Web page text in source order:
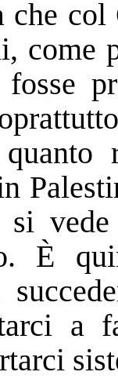
che
come
vede
È
a